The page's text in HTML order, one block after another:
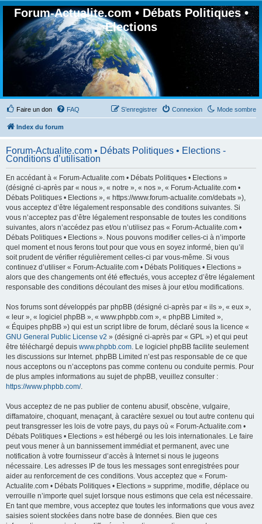
Forum-Actualite.com • Débats Politiques •
Elections
Faire un don Mode sombre
FAQ Connexion
S’enregistrer
Index du forum
Forum-Actualite.com • Débats Politiques • Elections -
Conditions d’utilisation
En accédant à « Forum-Actualite.com • Débats Politiques • Elections »
(désigné ci-après par « nous », « notre », « nos », « Forum-Actualite.com •
Débats Politiques • Elections », « https://www.forum-actualite.com/debats »),
vous acceptez d’être légalement responsable des conditions suivantes. Si
vous n’acceptez pas d’être légalement responsable de toutes les conditions
suivantes, alors n’accédez pas et/ou n’utilisez pas « Forum-Actualite.com •
Débats Politiques • Elections ». Nous pouvons modifier celles-ci à n’importe
quel moment et nous ferons tout pour que vous en soyez informé, bien qu’il
soit prudent de vérifier régulièrement celles-ci par vous-même. Si vous
continuez d’utiliser « Forum-Actualite.com • Débats Politiques • Elections »
alors que des changements ont été effectués, vous acceptez d’être légalement
responsable des conditions découlant des mises à jour et/ou modifications.
Nos forums sont développés par phpBB (désigné ci-après par « ils », « eux »,
« leur », « logiciel phpBB », « www.phpbb.com », « phpBB Limited »,
« Équipes phpBB ») qui est un script libre de forum, déclaré sous la licence «
GNU General Public License v2 » (désigné ci-après par « GPL ») et qui peut
être téléchargé depuis www.phpbb.com. Le logiciel phpBB facilite seulement
les discussions sur Internet. phpBB Limited n’est pas responsable de ce que
nous acceptons ou n’acceptons pas comme contenu ou conduite permis. Pour
de plus amples informations au sujet de phpBB, veuillez consulter :
https://www.phpbb.com/.
Vous acceptez de ne pas publier de contenu abusif, obscène, vulgaire,
diffamatoire, choquant, menaçant, à caractère sexuel ou tout autre contenu qui
peut transgresser les lois de votre pays, du pays où « Forum-Actualite.com •
Débats Politiques • Elections » est hébergé ou les lois internationales. Le faire
peut vous mener à un bannissement immédiat et permanent, avec une
notification à votre fournisseur d’accès à Internet si nous le jugeons
nécessaire. Les adresses IP de tous les messages sont enregistrées pour
aider au renforcement de ces conditions. Vous acceptez que « Forum-
Actualite.com • Débats Politiques • Elections » supprime, modifie, déplace ou
verrouille n’importe quel sujet lorsque nous estimons que cela est nécessaire.
En tant que membre, vous acceptez que toutes les informations que vous avez
saisies soient stockées dans notre base de données. Bien que ces